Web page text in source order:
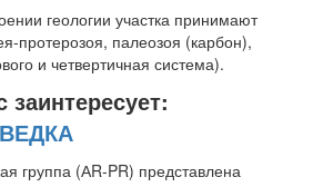
геологии участка принимают
протерозоя, палеозоя (карбон),
и четвертичная система).
группа (АR-PR) представлена